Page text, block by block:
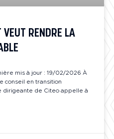
VEUT RENDRE LA
mis à jour : 19/02/2026 À
conseil en transition
dirigeante de Citeo appelle à